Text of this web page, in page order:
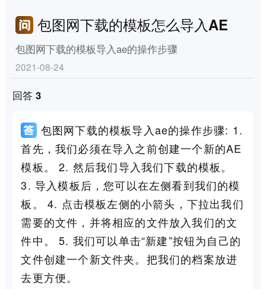
包图网下载的模板怎么导入AE
包图网下载的模板导入ae的操作步骤
2021-08-24
回答 3
包图网下载的模板导入ae的操作步骤: 1.
首先，我们必须在导入之前创建一个新的AE
模板。 2. 然后我们导入我们下载的模板。
3. 导入模板后，您可以在左侧看到我们的模
板。 4. 点击模板左侧的小箭头，下拉出我们
需要的文件，并将相应的文件放入我们的文
件中。 5. 我们可以单击“新建”按钮为自己的
文件创建一个新文件夹。把我们的档案放进
去更方便。